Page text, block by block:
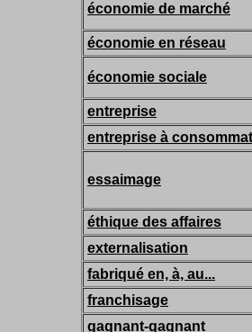
économie de marché
économie en réseau
économie sociale
entreprise
entreprise à
essaimage
éthique des affaires
externalisation
fabriqué en, à, au...
franchisage
gagnant-gagnant